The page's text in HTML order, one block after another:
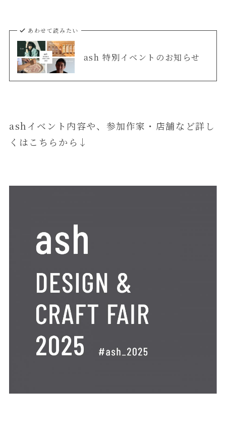
あわせて読みたい
ash 特別イベントのお知らせ
ashイベント内容や、参加作家・店舗など詳し
くはこちらから↓